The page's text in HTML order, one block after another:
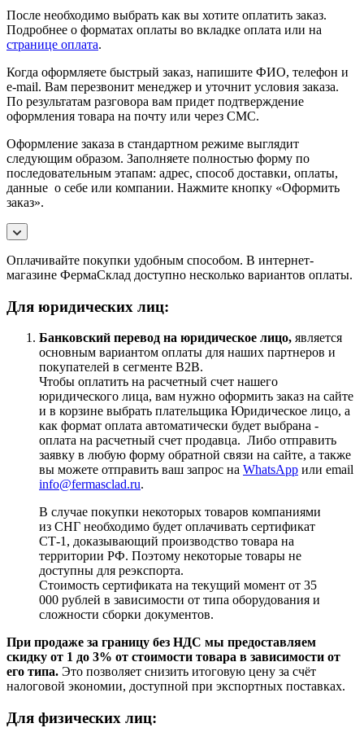
После необходимо выбрать как вы хотите оплатить заказ.
Подробнее о форматах оплаты во вкладке оплата или на
странице оплата.
Когда оформляете быстрый заказ, напишите ФИО, телефон и
e-mail. Вам перезвонит менеджер и уточнит условия заказа.
По результатам разговора вам придет подтверждение
оформления товара на почту или через СМС.
Оформление заказа в стандартном режиме выглядит
следующим образом. Заполняете полностью форму по
последовательным этапам: адрес, способ доставки, оплаты,
данные о себе или компании. Нажмите кнопку «Оформить
заказ».
Оплачивайте покупки удобным способом. В интернет-
магазине ФермаСклад доступно несколько вариантов оплаты.
Для юридических лиц:
Банковский перевод на юридическое лицо, является
основным вариантом оплаты для наших партнеров и
покупателей в сегменте B2B.
Чтобы оплатить на расчетный счет нашего
юридического лица, вам нужно оформить заказ на сайте
и в корзине выбрать плательщика Юридическое лицо, а
как формат оплата автоматически будет выбрана -
оплата на расчетный счет продавца. Либо отправить
заявку в любую форму обратной связи на сайте, а также
вы можете отправить ваш запрос на WhatsApp или email
info@fermasclad.ru.
В случае покупки некоторых товаров компаниями
из СНГ необходимо будет оплачивать сертификат
СТ-1, доказывающий производство товара на
территории РФ. Поэтому некоторые товары не
доступны для реэкспорта.
Стоимость сертификата на текущий момент от 35
000 рублей в зависимости от типа оборудования и
сложности сборки документов.
При продаже за границу без НДС мы предоставляем
скидку от 1 до 3% от стоимости товара в зависимости от
его типа. Это позволяет снизить итоговую цену за счёт
налоговой экономии, доступной при экспортных поставках.
Для физических лиц: